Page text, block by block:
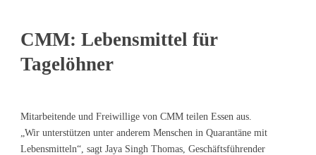
CMM: Lebensmittel für
Tagelöhner
Mitarbeitende und Freiwillige von CMM teilen Essen aus.
„Wir unterstützen unter anderem Menschen in Quarantäne mit
Lebensmitteln“, sagt Jaya Singh Thomas, Geschäftsführender